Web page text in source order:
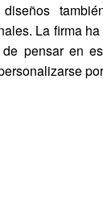
La firma
pensar en